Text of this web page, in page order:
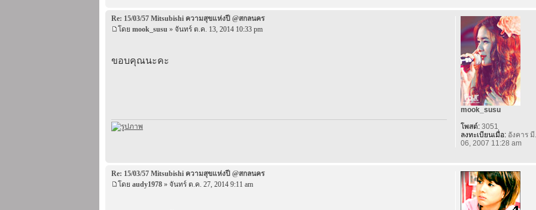
Re: 15/03/57 Mitsubishi ความสุขแห่งปี @สกลนคร
โดย mook_susu » จันทร์ ต.ค. 13, 2014 10:33 pm
ขอบคุณนะคะ
mook_susu
โพสต์:3051
ลงทะเบียนเมื่อ:อังคาร มี.
06, 2007 11:28 am
Re: 15/03/57 Mitsubishi ความสุขแห่งปี @สกลนคร
โดย audy1978 » จันทร์ ต.ค. 27, 2014 9:11 am